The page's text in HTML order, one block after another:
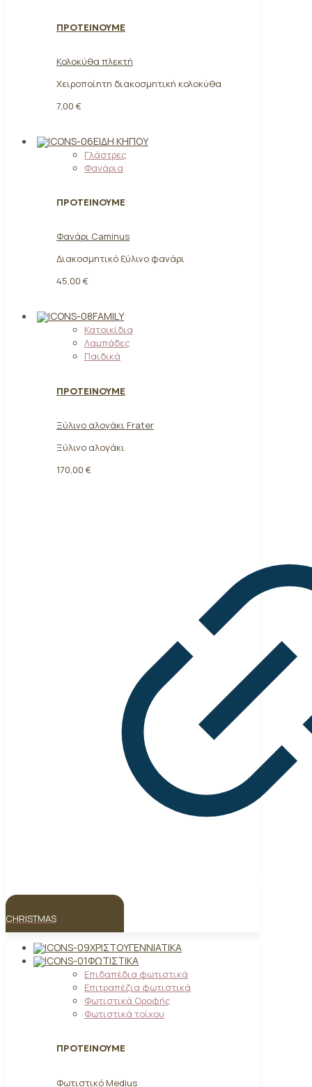
ΠΡΟΤΕΙΝΟΥΜΕ
Κολοκύθα πλεκτή
Χειροποίητη διακοσμητική κολοκύθα
7,00 €
ΕΊΔΗ ΚΉΠΟΥ
Γλάστρες
Φανάρια
ΠΡΟΤΕΙΝΟΥΜΕ
Φανάρι Caminus
Διακοσμητικό ξύλινο φανάρι
45,00 €
FAMILY
Κατοικίδια
Λαμπάδες
Παιδικά
ΠΡΟΤΕΙΝΟΥΜΕ
Ξύλινο αλογάκι Frater
Ξύλινο αλογάκι
170,00 €
CHRISTMAS
ΧΡΙΣΤΟΥΓΕΝΝΙΆΤΙΚΑ
ΦΩΤΙΣΤΙΚΆ
Επιδαπέδια φωτιστικά
Επιτραπέζια φωτιστικά
Φωτιστικά Οροφής
Φωτιστικά τοίχου
ΠΡΟΤΕΙΝΟΥΜΕ
Φωτιστικό Medius